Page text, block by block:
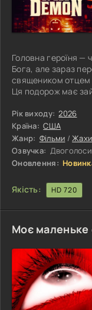
Головна героїня —
Бога, але зараз
священиком отцем
Ця подорож має
звичним
тим, що
несподівано
сили зла. Демон
пасажирів,
Рік виходу: 2026
Країна: США
Жанр: Фільми /Жахи
Озвучка:
Оновлення:
Якість: HD 720
Моє маленьке